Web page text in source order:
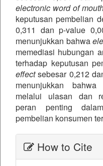
electronic word of
keputusan pembelian
0,311 dan p-value
menunjukkan bahwa
memediasi hubungan
terhadap keputusan
effectsebesar 0,212
menunjukkan
melalui ulasan dan
peran penting
pembelian konsumen
How to Cite